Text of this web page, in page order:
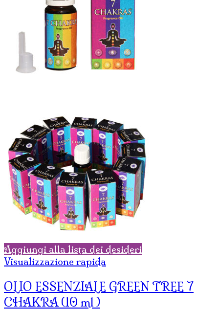
Aggiungi alla lista dei desideri
Visualizzazione rapida
OLIO ESSENZIALE GREEN TREE 7
CHAKRA (10 ml )